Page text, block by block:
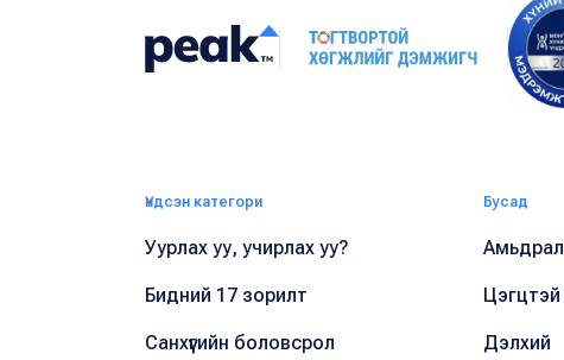
Үндсэн категори
Уурлах уу, учирлах уу?
Бидний 17 зорилт
Санхүүгийн боловсрол
Бусад
Цэгцтэй
Дэлхий